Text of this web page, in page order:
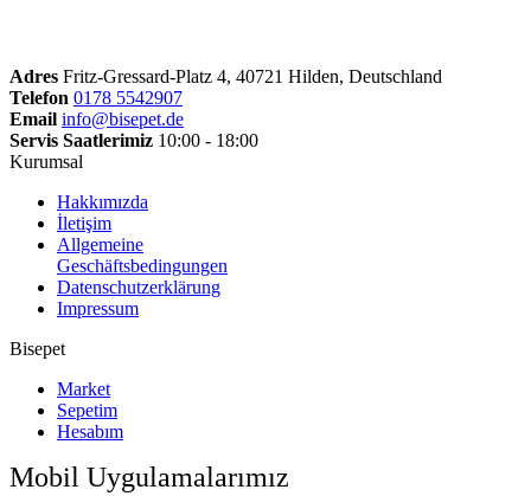
Adres Fritz-Gressard-Platz 4, 40721 Hilden, Deutschland
Telefon 0178 5542907
Email info@bisepet.de
Servis Saatlerimiz 10:00 - 18:00
Kurumsal
Hakkımızda
İletişim
Allgemeine
Geschäftsbedingungen
Datenschutzerklärung
Impressum
Bisepet
Market
Sepetim
Hesabım
Mobil Uygulamalarımız